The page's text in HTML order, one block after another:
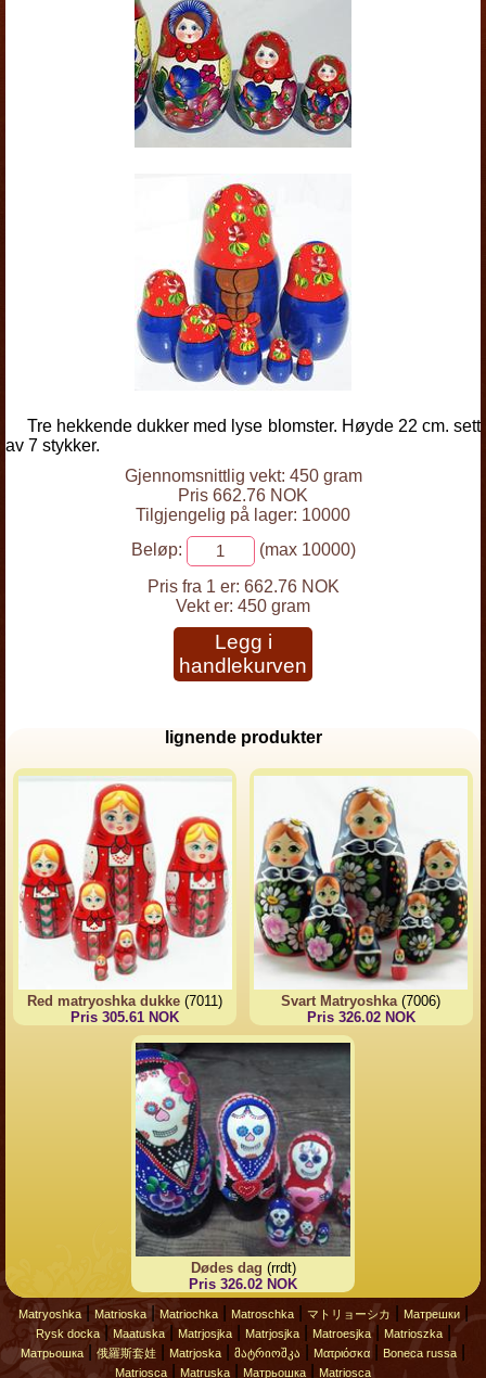
Tre hekkende dukker med lyse blomster. Høyde 22 cm. sett
av 7 stykker.
Gjennomsnittlig vekt: 450 gram
Pris 662.76 NOK
Tilgjengelig på lager: 10000
Beløp:
(max 10000)
Pris fra 1 er: 662.76 NOK
Vekt er: 450 gram
Legg i
handlekurven
lignende produkter
Red matryoshka dukke (7011)
Pris 305.61 NOK
Svart Matryoshka(7006)
Pris 326.02 NOK
Dødes dag (rrdt)
Pris 326.02 NOK
Matryoshka| Matrioska| Matriochka| Matroschka| マトリョーシカ Матрешки|
Rysk docka| Maatuska| Matrjosjka| Matrjosjka| Matroesjka| Matrioszka|
Матрьошка 俄羅斯套娃 Matrjoska მატრიოშკა Ματριόσκα Boneca russa
Matriosca Matruska Матрьошка Matriosca